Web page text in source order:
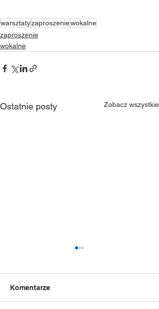
warsztatyzaproszeniewokalne
zaproszenie
wokalne
Ostatnie posty Zobacz wszystkie
Komentarze